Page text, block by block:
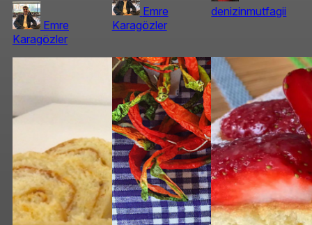
Emre
Karagözler
Emre
Karagözler
denizinmutfagii